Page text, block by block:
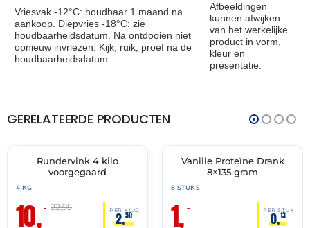
Vriesvak -12°C: houdbaar 1 maand na
aankoop. Diepvries -18°C: zie
houdbaarheidsdatum. Na ontdooien niet
opnieuw invriezen. Kijk, ruik, proef na de
houdbaarheidsdatum.
Afbeeldingen
kunnen afwijken
van het werkelijke
product in vorm,
kleur en
presentatie.
GERELATEERDE PRODUCTEN
🔥 OP=OP
THT:
12-
Rundervink 4 kilo
voorgegaard
4 KG
10,– PER KILO
2,50
22,95
🔥 OP=OP
Vanille Proteïne Drank
8×135 gram
8 STUKS
1,– PER STUK
0,13